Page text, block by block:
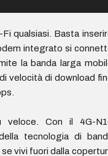
Fi qualsiasi. Basta
integrato si
la banda larga
velocità di download
veloce. Con il 4G-
tecnologia di
vivi fuori dalla